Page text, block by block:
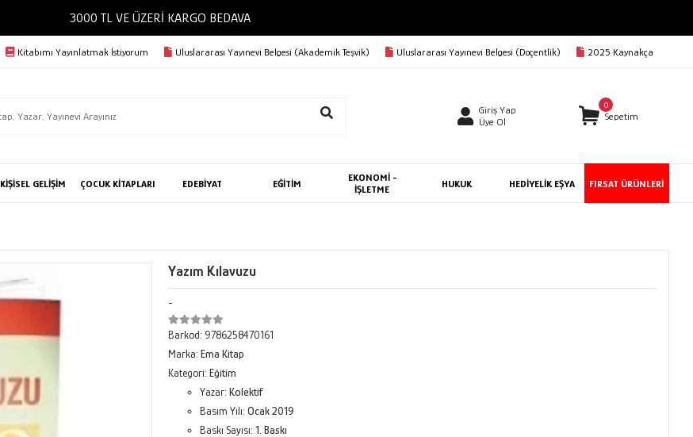
3000 TL VE ÜZERİ KARGO BEDAVA
Kitabımı Yayınlatmak İstiyorum Uluslararası Yayınevi Belgesi (Akademik Teşvik) Uluslararası Yayınevi Belgesi (Doçentlik) 2025 Kaynakça
Giriş Yap
Üye Ol
0
Sepetim
KİŞİSEL GELİŞİM ÇOCUK KİTAPLARI EDEBİYAT EĞİTİM
EKONOMİ -
İŞLETME
HUKUK HEDİYELİK EŞYA FIRSAT ÜRÜNLERİ
Yazım Kılavuzu
-
Barkod: 9786258470161
Marka: Ema Kitap
Kategori: Eğitim
Yazar: Kolektif
Basım Yılı: Ocak 2019
Baskı Sayısı: 1. Baskı